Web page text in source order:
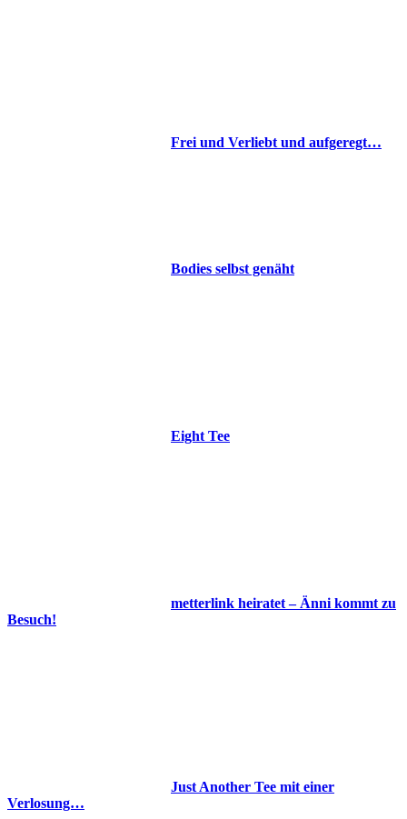
Frei und Verliebt und aufgeregt…
Bodies selbst genäht
Eight Tee
metterlink heiratet – Änni kommt zu
Besuch!
Just Another Tee mit einer
Verlosung…